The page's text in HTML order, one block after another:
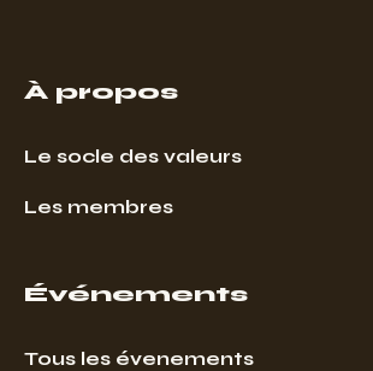
À propos
Le socle des valeurs
Les membres
Événements
Tous les évenements